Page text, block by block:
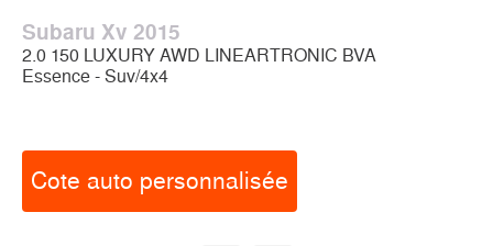
Subaru Xv 2015
2.0 150 LUXURY AWD LINEARTRONIC BVA
Essence - Suv/4x4
Cote auto personnalisée